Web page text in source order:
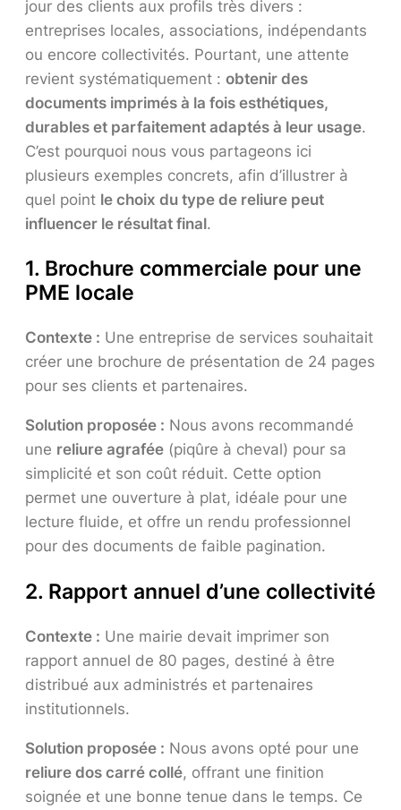
jour des clients aux profils très divers :
entreprises locales, associations, indépendants
ou encore collectivités. Pourtant, une attente
revient systématiquement : obtenir des
documents imprimés à la fois esthétiques,
durables et parfaitement adaptés à leur usage.
C’est pourquoi nous vous partageons ici
plusieurs exemples concrets, afin d’illustrer à
quel point le choix du type de reliure peut
influencer le résultat final.
1. Brochure commerciale pour une
PME locale
Contexte : Une entreprise de services souhaitait
créer une brochure de présentation de 24 pages
pour ses clients et partenaires.
Solution proposée : Nous avons recommandé
une reliure agrafée (piqûre à cheval) pour sa
simplicité et son coût réduit. Cette option
permet une ouverture à plat, idéale pour une
lecture fluide, et offre un rendu professionnel
pour des documents de faible pagination.
2. Rapport annuel d’une collectivité
Contexte : Une mairie devait imprimer son
rapport annuel de 80 pages, destiné à être
distribué aux administrés et partenaires
institutionnels.
Solution proposée : Nous avons opté pour une
reliure dos carré collé, offrant une finition
soignée et une bonne tenue dans le temps. Ce